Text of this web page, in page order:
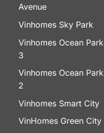
Avenue
Vinhomes Sky Park
Vinhomes Ocean Park
3
Vinhomes Ocean Park
2
Vinhomes Smart City
VinHomes Green City